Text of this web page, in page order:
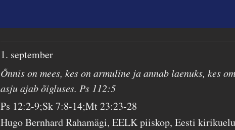
1. september
Õnnis on mees, kes on armuline ja annab laenuks, kes
asju ajab õigluses. Ps 112:5
Ps 12:2-9;Sk 7:8-14;Mt 23:23-28
Hugo Bernhard Rahamägi, EELK piiskop, Eesti